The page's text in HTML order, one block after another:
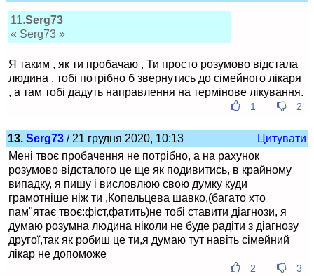
11.Serg73
« Serg73 »
Я таким , як ти пробачаю , Ти просто розумово відстала
людина , тобі потрібно б звернутись до сімейного лікаря
, а там тобі дадуть направлення на термінове лікування.
1 2
13. Serg73 / 21 грудня 2020, 10:13
Цитувати
Мені твоє пробачення не потрібно, а на рахунок
розумово відсталого це ще як подивитись, в крайному
випадку, я пишу і висловлюю свою думку куди
грамотніше ніж ти ,Копельцева шавко,(багато хто
пам"ятає твоє:фіст,фатить)не тобі ставити діагнози, я
думаю розумна людина ніколи не буде радіти з діагнозу
другої,так як робиш це ти,я думаю тут навіть сімейний
лікар не допоможе
2 3